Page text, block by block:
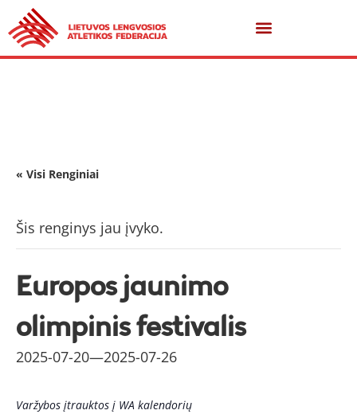
« Visi Renginiai
Šis renginys jau įvyko.
Europos jaunimo
olimpinis festivalis
2025-07-20—2025-07-26
Varžybos įtrauktos į WA kalendorių